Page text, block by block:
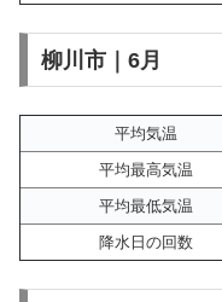
柳川市｜6月
平均気温
平均最高気温
平均最低気温
降水日の回数